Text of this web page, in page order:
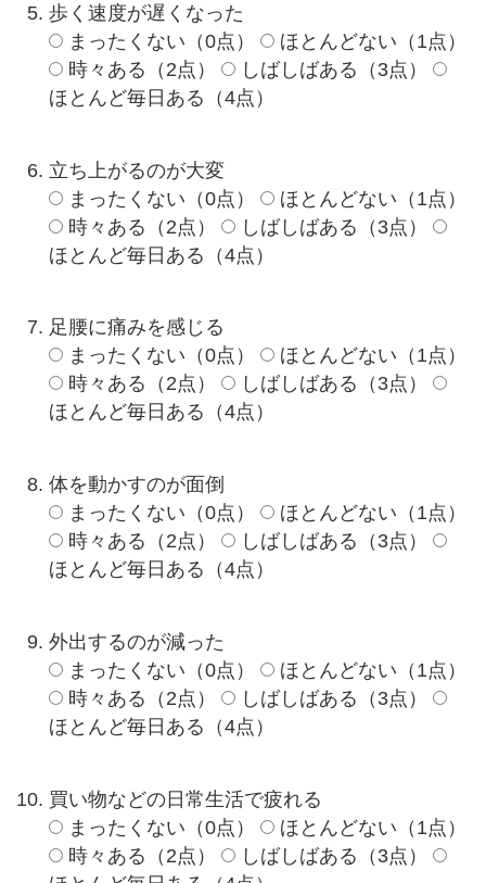
歩く速度が遅くなった
まったくない（0点）
ほとんどない（1点）
時々ある（2点）
しばしばある（3点）
ほとんど毎日ある（4点）
立ち上がるのが大変
まったくない（0点）
ほとんどない（1点）
時々ある（2点）
しばしばある（3点）
ほとんど毎日ある（4点）
足腰に痛みを感じる
まったくない（0点）
ほとんどない（1点）
時々ある（2点）
しばしばある（3点）
ほとんど毎日ある（4点）
体を動かすのが面倒
まったくない（0点）
ほとんどない（1点）
時々ある（2点）
しばしばある（3点）
ほとんど毎日ある（4点）
外出するのが減った
まったくない（0点）
ほとんどない（1点）
時々ある（2点）
しばしばある（3点）
ほとんど毎日ある（4点）
買い物などの日常生活で疲れる
まったくない（0点）
ほとんどない（1点）
時々ある（2点）
しばしばある（3点）